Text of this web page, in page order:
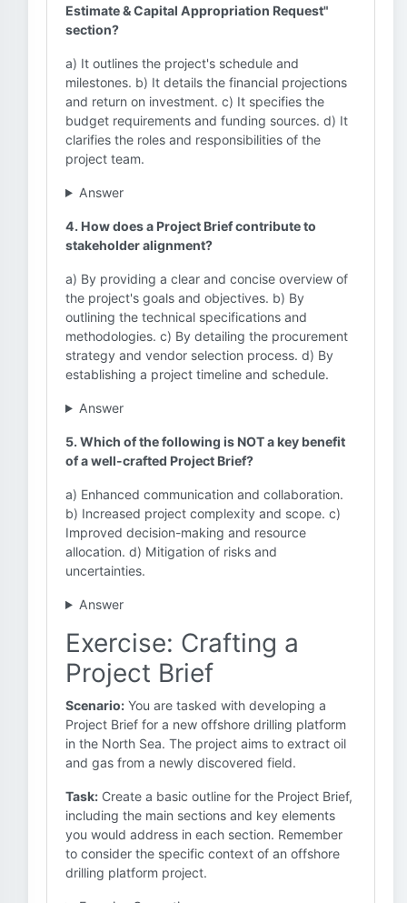
Estimate & Capital Appropriation Request"
section?
a) It outlines the project's schedule and
milestones. b) It details the financial projections
and return on investment. c) It specifies the
budget requirements and funding sources. d) It
clarifies the roles and responsibilities of the
project team.
Answer
4. How does a Project Brief contribute to
stakeholder alignment?
a) By providing a clear and concise overview of
the project's goals and objectives. b) By
outlining the technical specifications and
methodologies. c) By detailing the procurement
strategy and vendor selection process. d) By
establishing a project timeline and schedule.
Answer
5. Which of the following is NOT a key benefit
of a well-crafted Project Brief?
a) Enhanced communication and collaboration.
b) Increased project complexity and scope. c)
Improved decision-making and resource
allocation. d) Mitigation of risks and
uncertainties.
Answer
Exercise: Crafting a
Project Brief
Scenario: You are tasked with developing a
Project Brief for a new offshore drilling platform
in the North Sea. The project aims to extract oil
and gas from a newly discovered field.
Task: Create a basic outline for the Project Brief,
including the main sections and key elements
you would address in each section. Remember
to consider the specific context of an offshore
drilling platform project.